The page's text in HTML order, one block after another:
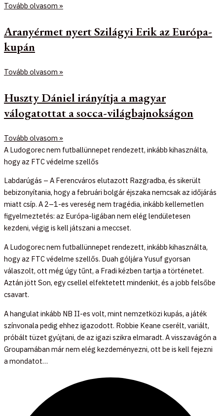
Tovább olvasom »
Aranyérmet nyert Szilágyi Erik az Európa-
kupán
Tovább olvasom »
Huszty Dániel irányítja a magyar
válogatottat a socca-világbajnokságon
Tovább olvasom »
A Ludogorec nem futballünnepet rendezett, inkább kihasználta,
hogy az FTC védelme szellős
Labdarúgás – A Ferencváros elutazott Razgradba, és sikerült
bebizonyítania, hogy a februári bolgár éjszaka nemcsak az időjárás
miatt csíp. A 2–1-es vereség nem tragédia, inkább kellemetlen
figyelmeztetés: az Európa-ligában nem elég lendületesen
kezdeni, végig is kell játszani a meccset.
A Ludogorec nem futballünnepet rendezett, inkább kihasználta,
hogy az FTC védelme szellős. Duah góljára Yusuf gyorsan
válaszolt, ott még úgy tűnt, a Fradi kézben tartja a történetet.
Aztán jött Son, egy csellel elfektetett mindenkit, és a jobb felsőbe
csavart.
A hangulat inkább NB II-es volt, mint nemzetközi kupás, a játék
színvonala pedig ehhez igazodott. Robbie Keane cserélt, variált,
próbált tüzet gyújtani, de az igazi szikra elmaradt. A visszavágón a
Groupamában már nem elég kezdeményezni, ott be is kell fejezni
a mondatot…